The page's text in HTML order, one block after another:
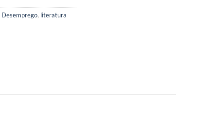
Desemprego, literatura